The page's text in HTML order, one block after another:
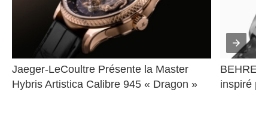
Jaeger-LeCoultre Présente la Master
Hybris Artistica Calibre 945 « Dragon »
inspiré